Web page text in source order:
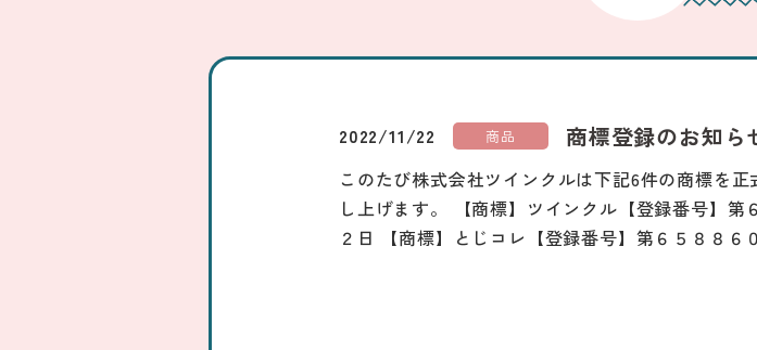
2022/11/22 商品 商標登録のお知ら
このたび株式会社ツインクルは下記6件の商標を
し上げます。 【商標】ツインクル【登録番号】
２日 【商標】とじコレ【登録番号】第６５８８６０